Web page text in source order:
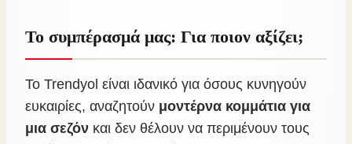
Το συμπέρασμά μας: Για ποιον αξίζει;
Το Trendyol είναι ιδανικό για όσους κυνηγούν
ευκαιρίες, αναζητούν μοντέρνα κομμάτια για
μια σεζόν και δεν θέλουν να περιμένουν τους